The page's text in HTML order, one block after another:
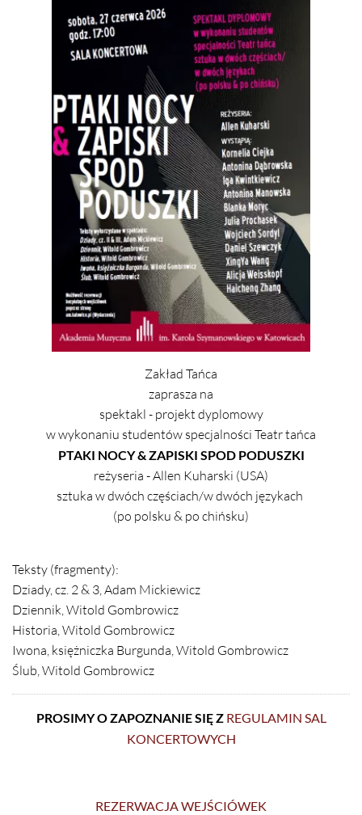
Zakład Tańca
zaprasza na
spektakl - projekt dyplomowy
w wykonaniu studentów specjalności Teatr tańca
PTAKI NOCY & ZAPISKI SPOD PODUSZKI
reżyseria - Allen Kuharski (USA)
sztuka w dwóch częściach/w dwóch językach
(po polsku & po chińsku)
Teksty (fragmenty):
Dziady, cz. 2 & 3, Adam Mickiewicz
Dziennik, Witold Gombrowicz
Historia, Witold Gombrowicz
Iwona, księżniczka Burgunda, Witold Gombrowicz
Ślub, Witold Gombrowicz
PROSIMY O ZAPOZNANIE SIĘ Z REGULAMIN SAL
KONCERTOWYCH
REZERWACJA WEJŚCIÓWEK